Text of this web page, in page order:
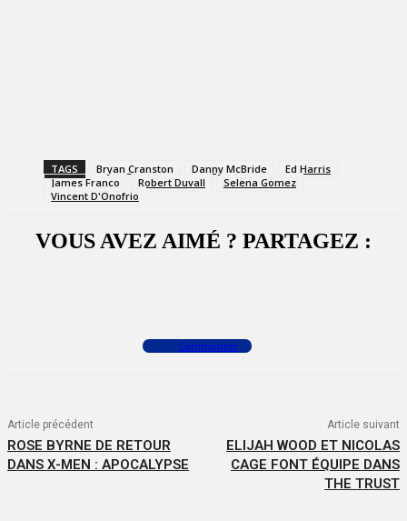
TAGS Bryan Cranston Danny McBride
Ed Harris
James Franco
Robert Duvall
Selena Gomez
Vincent D'Onofrio
VOUS AVEZ AIMÉ ? PARTAGEZ :
Commenter
Article précédent
ROSE BYRNE DE RETOUR
DANS X-MEN : APOCALYPSE
Article suivant
ELIJAH WOOD ET NICOLAS
CAGE FONT ÉQUIPE DANS
THE TRUST